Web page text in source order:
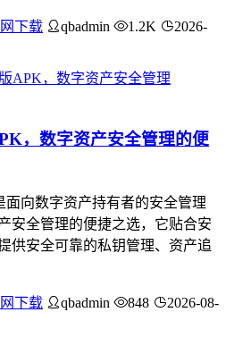
下载 qbadmin 1.2K
2026-
，数字资产安全管理的便
面向数字资产持有者的安全管理
安全管理的便捷之选，它贴合安
供安全可靠的私钥管理、资产追
下载 qbadmin 848
2026-08-